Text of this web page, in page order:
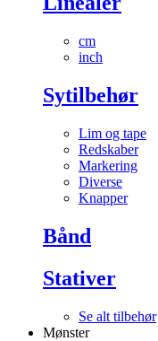
cm
inch
Sytilbehør
Lim og tape
Redskaber
Markering
Diverse
Knapper
Bånd
Stativer
Se alt tilbehør
Mønster